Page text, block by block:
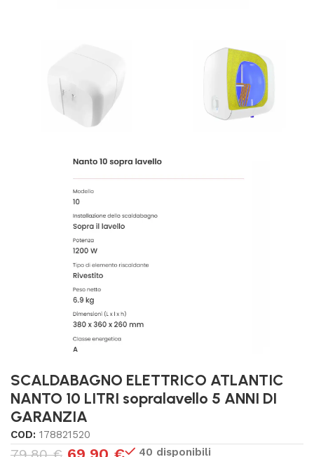
SCALDABAGNO ELETTRICO ATLANTIC
NANTO 10 LITRI sopralavello 5 ANNI DI
GARANZIA
COD: 178821520
40 disponibili